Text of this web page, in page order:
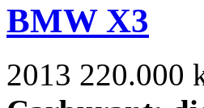
BMW X3
2013 220.000